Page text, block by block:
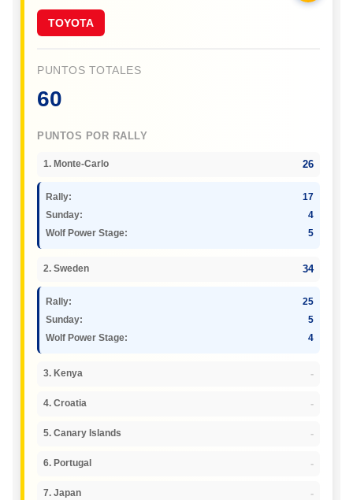
TOYOTA
PUNTOS TOTALES
60
PUNTOS POR RALLY
1. Monte-Carlo 26
Rally:
17
Sunday:
4
Wolf Power Stage:
5
2. Sweden 34
Rally:
25
Sunday:
5
Wolf Power Stage:
4
3. Kenya -
4. Croatia -
5. Canary Islands -
6. Portugal -
7. Japan -